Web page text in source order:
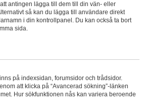
antingen lägga till dem till din vän- eller
så kan du lägga till användare direkt
i din kontrollpanel. Du kan också ta bort
sida.
på indexsidan, forumsidor och trådsidor.
att klicka på “Avancerad sökning”-länken
Hur sökfunktionen nås kan variera beroende